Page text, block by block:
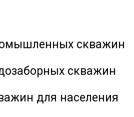
скважин
скважин
для населения